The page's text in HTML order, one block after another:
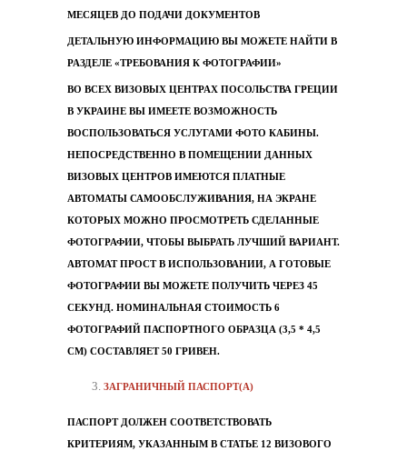
МЕСЯЦЕВ ДО ПОДАЧИ ДОКУМЕНТОВ
ДЕТАЛЬНУЮ ИНФОРМАЦИЮ ВЫ МОЖЕТЕ НАЙТИ В
РАЗДЕЛЕ «ТРЕБОВАНИЯ К ФОТОГРАФИИ»
ВО ВСЕХ ВИЗОВЫХ ЦЕНТРАХ ПОСОЛЬСТВА ГРЕЦИИ
В УКРАИНЕ ВЫ ИМЕЕТЕ ВОЗМОЖНОСТЬ
ВОСПОЛЬЗОВАТЬСЯ УСЛУГАМИ ФОТО КАБИНЫ.
НЕПОСРЕДСТВЕННО В ПОМЕЩЕНИИ ДАННЫХ
ВИЗОВЫХ ЦЕНТРОВ ИМЕЮТСЯ ПЛАТНЫЕ
АВТОМАТЫ САМООБСЛУЖИВАНИЯ, НА ЭКРАНЕ
КОТОРЫХ МОЖНО ПРОСМОТРЕТЬ СДЕЛАННЫЕ
ФОТОГРАФИИ, ЧТОБЫ ВЫБРАТЬ ЛУЧШИЙ ВАРИАНТ.
АВТОМАТ ПРОСТ В ИСПОЛЬЗОВАНИИ, А ГОТОВЫЕ
ФОТОГРАФИИ ВЫ МОЖЕТЕ ПОЛУЧИТЬ ЧЕРЕЗ 45
СЕКУНД. НОМИНАЛЬНАЯ СТОИМОСТЬ 6
ФОТОГРАФИЙ ПАСПОРТНОГО ОБРАЗЦА (3,5 * 4,5
СМ) СОСТАВЛЯЕТ 50 ГРИВЕН.
ЗАГРАНИЧНЫЙ ПАСПОРТ(А)
ПАСПОРТ ДОЛЖЕН СООТВЕТСТВОВАТЬ
КРИТЕРИЯМ, УКАЗАННЫМ В СТАТЬЕ 12 ВИЗОВОГО